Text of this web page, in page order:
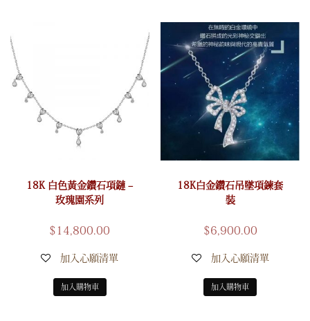
18K 白色黃金鑽石項鏈 –
玫瑰園系列
$ 14,800.00
加入心願清單
加入購物車
18K白金鑽石吊墜項鍊套
裝
$6,900.00
加入心願清單
加入購物車